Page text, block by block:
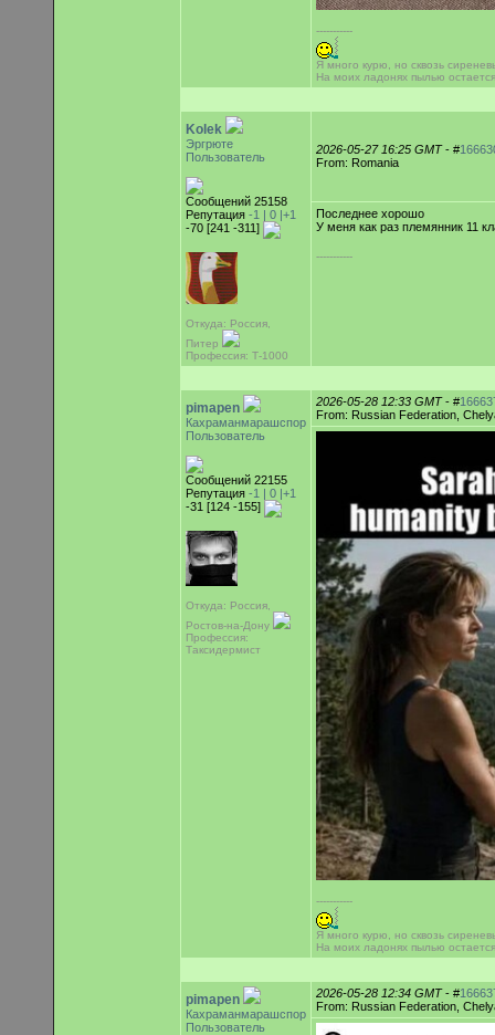
-----------
Я много курю, но сквозь
На моих ладонях пылью
Kolek
Эргрюте
Пользователь
Сообщений 25158
Репутация -1 | 0 |+1
-70 [241 -311]
Откуда: Россия,
Питер
Профессия: Т-1000
2026-05-27 16:25 GMT- #
From: Romania
Последнее хорошо
У меня как раз племянник 11
-----------
pimapen
Кахраманмарашспор
Пользователь
Сообщений 22155
Репутация -1 | 0 |+1
-31 [124 -155]
Откуда: Россия,
Ростов-на-Дону
Профессия:
Таксидермист
2026-05-28 12:33 GMT- #
From: Russian Federation,
-----------
Я много курю, но сквозь
На моих ладонях пылью
pimapen
Кахраманмарашспор
Пользователь
2026-05-28 12:34 GMT- #
From: Russian Federation,